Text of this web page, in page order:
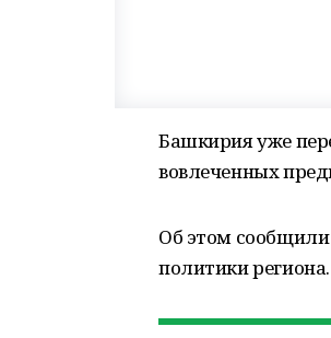
Башкирия уже
вовлеченных
Об этом сообщили
политики региона.